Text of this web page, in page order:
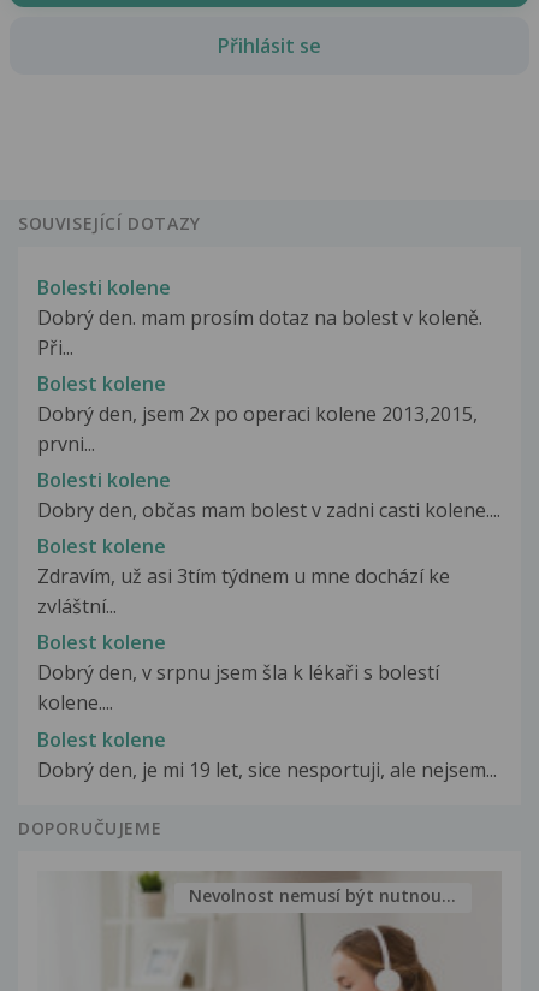
Přihlásit se
SOUVISEJÍCÍ DOTAZY
Bolesti kolene
Dobrý den. mam prosím dotaz na bolest v koleně.
Při...
Bolest kolene
Dobrý den, jsem 2x po operaci kolene 2013,2015,
prvni...
Bolesti kolene
Dobry den, občas mam bolest v zadni casti kolene....
Bolest kolene
Zdravím, už asi 3tím týdnem u mne dochází ke
zvláštní...
Bolest kolene
Dobrý den, v srpnu jsem šla k lékaři s bolestí
kolene....
Bolest kolene
Dobrý den, je mi 19 let, sice nesportuji, ale nejsem...
DOPORUČUJEME
Nevolnost nemusí být nutnou...